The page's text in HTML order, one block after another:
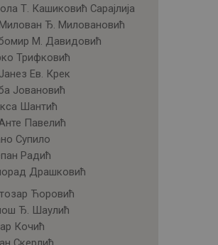
Т. Кашиковић Сарајлија
Ђ. Миловановић
М. Давидовић
Трифковић
Ев. Крек
Јовановић
Шантић
Павелић
Супило
Радић
Драшковић
Ћоровић
Ђ. Шаулић
Кочић